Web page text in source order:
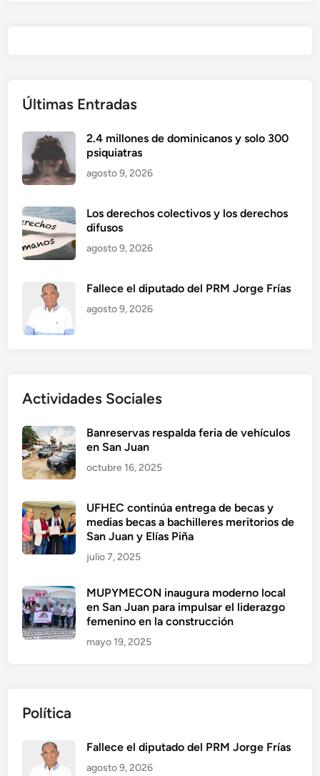
Últimas Entradas
2.4 millones de dominicanos y solo 300
psiquiatras
agosto 9, 2026
Los derechos colectivos y los derechos
difusos
agosto 9, 2026
Fallece el diputado del PRM Jorge Frías
agosto 9, 2026
Actividades Sociales
Banreservas respalda feria de vehículos
en San Juan
octubre 16, 2025
UFHEC continúa entrega de becas y
medias becas a bachilleres meritorios de
San Juan y Elías Piña
julio 7, 2025
MUPYMECON inaugura moderno local
en San Juan para impulsar el liderazgo
femenino en la construcción
mayo 19, 2025
Política
Fallece el diputado del PRM Jorge Frías
agosto 9, 2026